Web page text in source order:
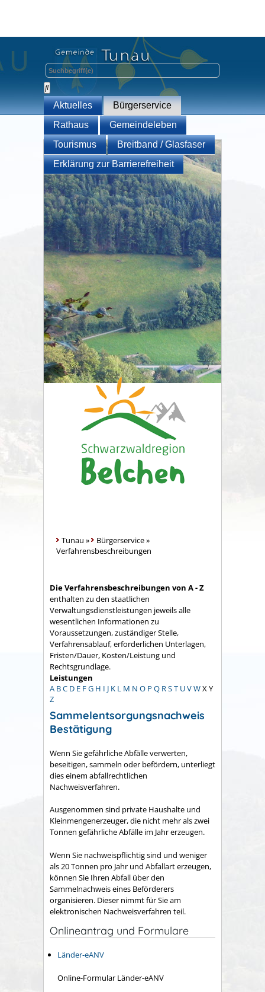
Aktuelles
Bürgerservice
Rathaus
Gemeindeleben
Tourismus
Breitband / Glasfaser
Erklärung zur Barrierefreiheit
Tunau » Bürgerservice»
Verfahrensbeschreibungen
Die Verfahrensbeschreibungen von A - Z
enthalten zu den staatlichen
Verwaltungsdienstleistungen jeweils alle
wesentlichen Informationen zu
Voraussetzungen, zuständiger Stelle,
Verfahrensablauf, erforderlichen Unterlagen,
Fristen/Dauer, Kosten/Leistung und
Rechtsgrundlage.
Leistungen
A BC D E FG H I J K L M N O P Q RST UVWX Y
Z
Sammelentsorgungsnachweis
Bestätigung
Wenn Sie gefährliche Abfälle verwerten,
beseitigen, sammeln oder befördern, unterliegt
dies einem abfallrechtlichen
Nachweisverfahren.
Ausgenommen sind private Haushalte und
Kleinmengenerzeuger, die nicht mehr als zwei
Tonnen gefährliche Abfälle im Jahr erzeugen.
Wenn Sie nachweispflichtig sind und weniger
als 20 Tonnen pro Jahr und Abfallart erzeugen,
können Sie Ihren Abfall über den
Sammelnachweis eines Beförderers
organisieren. Dieser nimmt für Sie am
elektronischen Nachweisverfahren teil.
Onlineantrag und Formulare
Länder-eANV
Online-Formular Länder-eANV